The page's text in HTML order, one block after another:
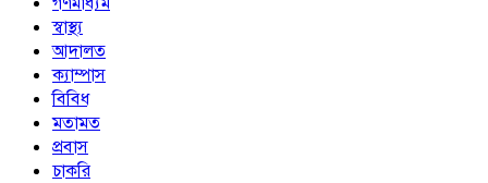
স্বাস্থ্য
আদালত
ক্যাম্পাস
বিবিধ
মতামত
প্রবাস
চাকরি